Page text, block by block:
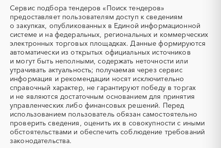
ТЭН
(Теплоэлектронагреватель)
УДС (установки
депарафинизации скважин)
УКПГ
ЯТЭК
Аварийные работы
Авиаперевозка
Авиационные работы
Авиационные работы
вертолетами
Автобус
Автовозы
Автогрейдер
Автозапчасти
Автоматизация
Автомобили
Автомобильные весы
Авторский надзор
Автотранспорт
Автоцистерны пожарные
Адсорбенты
Московская область
Мурманская область
Ненецкий AО
Нижегородская область
Новгородская область
Новосибирская область
Омская область
Оренбургская область
Орловская область
Пензенская область
Пермский край
Приморский край
Псковская область
Ростовская область
Рязанская область
Самарская область
Саратовская область
Сахалинская область
Свердловская область
Северная Осетия - Алания
Смоленская область
Сервис подбора тендеров «Поиск тендеров»
предоставляет пользователям доступ к сведениям
о закупках, опубликованных в Единой информационной
системе и на федеральных, региональных и коммерческих
электронных торговых площадках. Данные формируются
автоматически из открытых официальных источников
и могут быть неполными, содержать неточности или
утрачивать актуальность; получаемая через сервис
информация и рекомендации носят исключительно
справочный характер, не гарантируют победу в торгах
и не являются достаточным основанием для принятия
управленческих либо финансовых решений. Перед
использованием пользователь обязан самостоятельно
проверить сведения, оценить их в совокупности с иными
обстоятельствами и обеспечить соблюдение требований
законодательства.